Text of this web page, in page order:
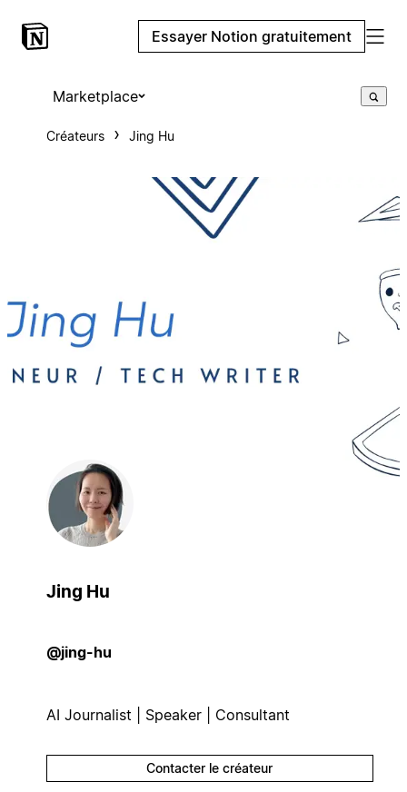
Essayer Notion gratuitement
Marketplace
Créateurs Jing Hu
Jing Hu
@jing-hu
AI Journalist | Speaker | Consultant
Contacter le créateur